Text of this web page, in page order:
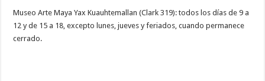
Museo Arte Maya Yax Kuauhtemallan (Clark 319): todos los días de 9 a
12 y de 15 a 18, excepto lunes, jueves y feriados, cuando permanece
cerrado.